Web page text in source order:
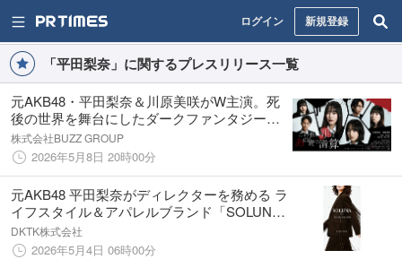
ログイン 新規登録
「平田梨奈」に関するプレスリリース一覧
元AKB48・平田梨奈＆川原美咲がW主演。死
後の世界を舞台にしたダークファンタジード
ラマ『この世の罪は、あの世で清算』、チバ
テレにて5月14日放送開始！
株式会社BUZZ GROUP
2026年5月8日 20時00分
元AKB48 平田梨奈がディレクターを務める ラ
イフスタイル＆アパレルブランド「SOLUNA
by h」公式オンラインストアOPEN
DKTK株式会社
2026年5月4日 06時00分